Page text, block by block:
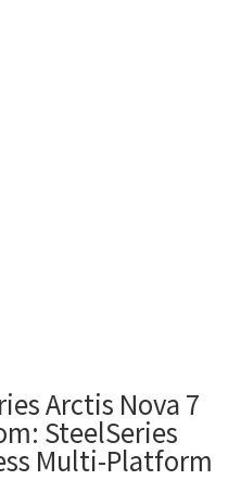
Arctis Nova 7
SteelSeries
Multi-Platform